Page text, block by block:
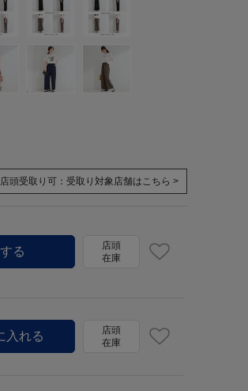
店頭受取り可： 受取り対象店舗はこちら >
店頭
在庫
店頭
在庫